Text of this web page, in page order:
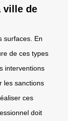
ville de
surfaces. En
de ces types
interventions
les sanctions
ces
doit